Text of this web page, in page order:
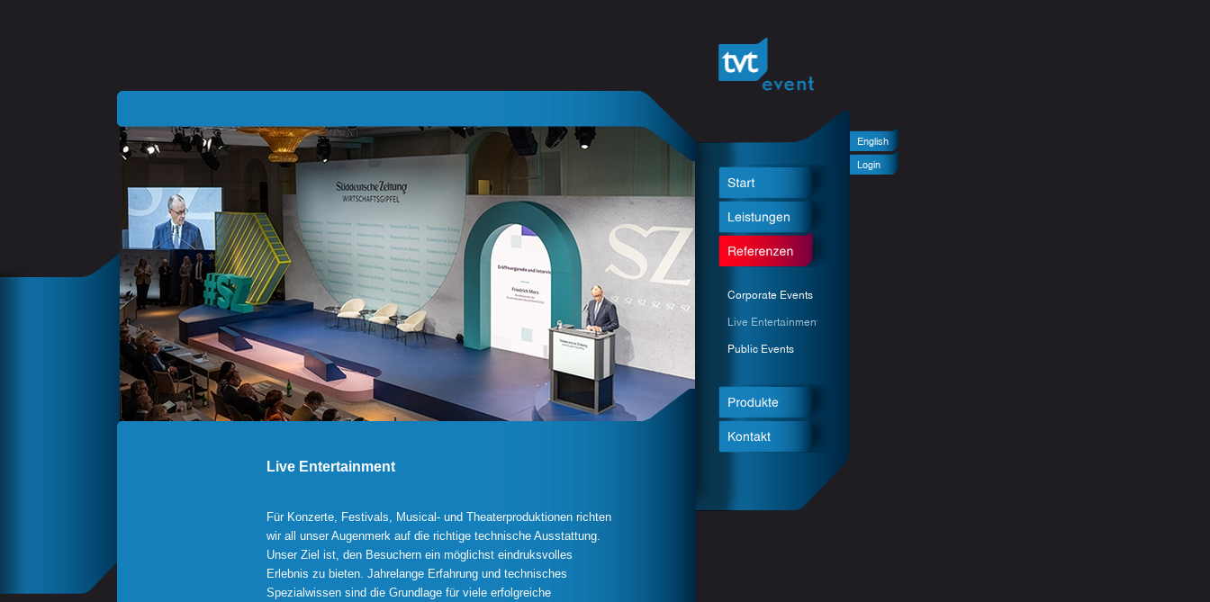
Live Entertainment
Für Konzerte, Festivals, Musical- und Theaterproduktionen richten
wir all unser Augenmerk auf die richtige technische Ausstattung.
Unser Ziel ist, den Besuchern ein möglichst eindruksvolles
Erlebnis zu bieten. Jahrelange Erfahrung und technisches
Spezialwissen sind die Grundlage für viele erfolgreiche